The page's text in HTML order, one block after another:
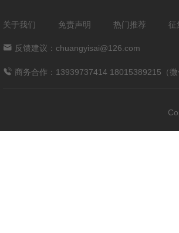
关于我们 免责声明 热门推荐 征
反馈建议：chuangyisai@126.com
商务合作：13939737414 18015389215（微